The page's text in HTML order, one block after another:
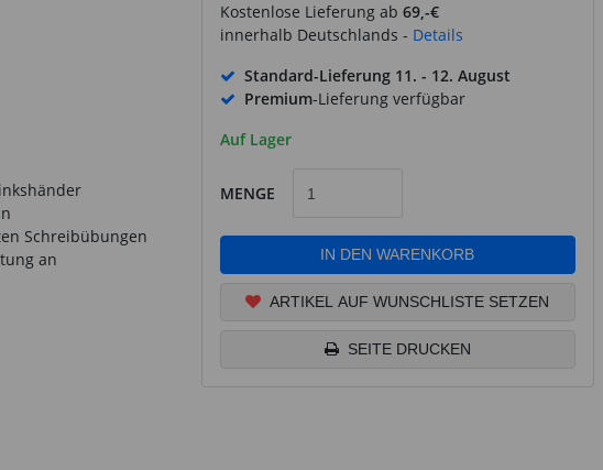
Schreibübungen
an
Kostenlose Lieferung ab 69,-€
innerhalb Deutschlands - Details
Standard-Lieferung 11. - 12. August
Premium-Lieferung verfügbar
Auf Lager
MENGE
IN DEN WARENKORB
ARTIKEL AUF WUNSCHLISTE SETZEN
SEITE DRUCKEN